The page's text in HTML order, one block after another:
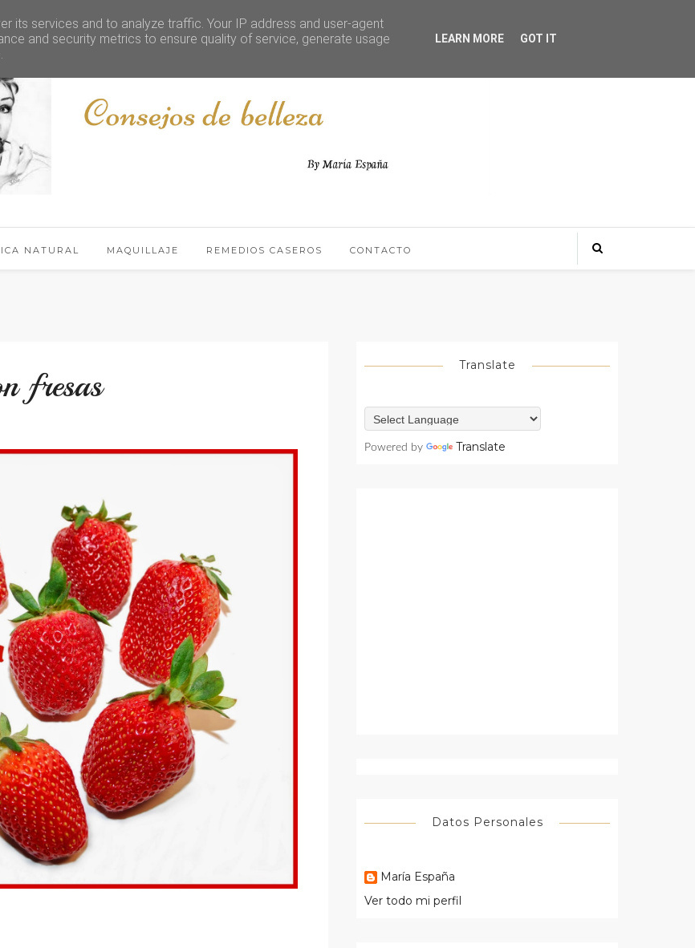
NATURAL MAQUILLAJE REMEDIOS CASEROS CONTACTO
fresas
Translate
Powered by Translate
Datos Personales
María España
Ver todo mi perfil
its services and to analyze traffic. Your IP address and user-agent
and security metrics to ensure quality of service, generate usage
LEARN MORE GOT IT